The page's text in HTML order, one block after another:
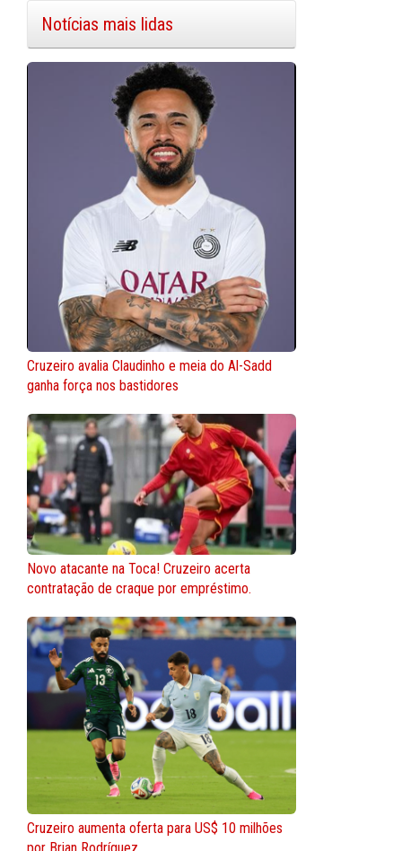
Notícias mais lidas
Cruzeiro avalia Claudinho e meia do Al-Sadd
ganha força nos bastidores
Novo atacante na Toca! Cruzeiro acerta
contratação de craque por empréstimo.
Cruzeiro aumenta oferta para US$ 10 milhões